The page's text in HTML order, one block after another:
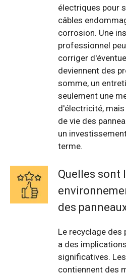
électriques pour
câbles
corrosion. Une
professionnel
corriger
deviennent des
somme, un
seulement une
d'électricité,
de vie des
un
terme.
Quelles sont
des
Le recyclage des
a des
significatives.
contiennent des